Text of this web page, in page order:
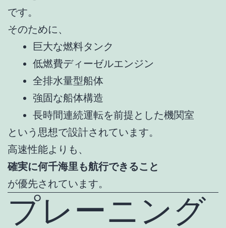
です。
そのために、
巨大な燃料タンク
低燃費ディーゼルエンジン
全排水量型船体
強固な船体構造
長時間連続運転を前提とした機関室
という思想で設計されています。
高速性能よりも、
確実に何千海里も航行できること
が優先されています。
プレーニング